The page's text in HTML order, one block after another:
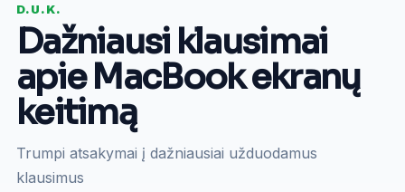
D.U.K.
Dažniausi klausimai
apie MacBook ekranų
keitimą
Trumpi atsakymai į dažniausiai užduodamus
klausimus